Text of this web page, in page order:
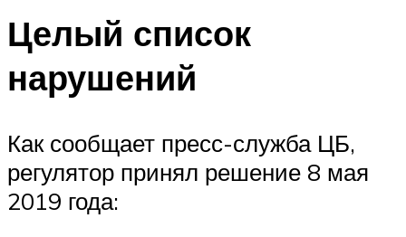
Целый список
нарушений
Как сообщает пресс-служба ЦБ,
регулятор принял решение 8 мая
2019 года: